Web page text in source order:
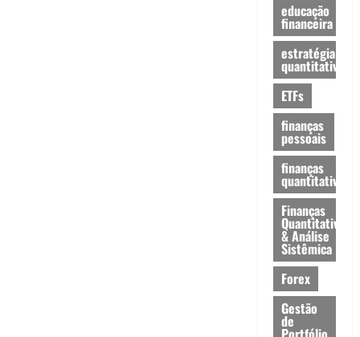
educação
financeira
estratégia
quantitativa
ETFs
finanças
pessoais
finanças
quantitativas
Finanças
Quantitativas
& Análise
Sistêmica
Forex
Gestão
de